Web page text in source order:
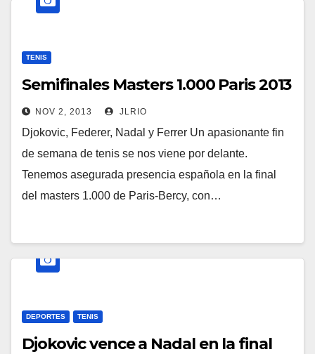
TENIS
Semifinales Masters 1.000 Paris 2013
NOV 2, 2013 JLRIO
Djokovic, Federer, Nadal y Ferrer Un apasionante fin
de semana de tenis se nos viene por delante.
Tenemos asegurada presencia española en la final
del masters 1.000 de Paris-Bercy, con…
DEPORTES TENIS
Djokovic vence a Nadal en la final